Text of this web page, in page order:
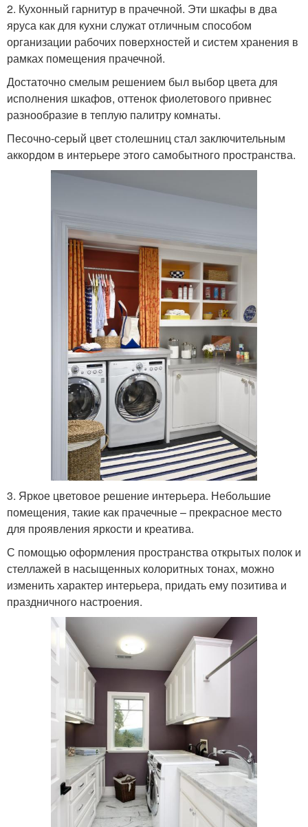
2. Кухонный гарнитур в прачечной. Эти шкафы в два
яруса как для кухни служат отличным способом
организации рабочих поверхностей и систем хранения в
рамках помещения прачечной.
Достаточно смелым решением был выбор цвета для
исполнения шкафов, оттенок фиолетового привнес
разнообразие в теплую палитру комнаты.
Песочно-серый цвет столешниц стал заключительным
аккордом в интерьере этого самобытного пространства.
3. Яркое цветовое решение интерьера. Небольшие
помещения, такие как прачечные – прекрасное место
для проявления яркости и креатива.
С помощью оформления пространства открытых полок и
стеллажей в насыщенных колоритных тонах, можно
изменить характер интерьера, придать ему позитива и
праздничного настроения.